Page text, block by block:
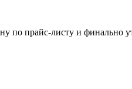
по прайс-листу и